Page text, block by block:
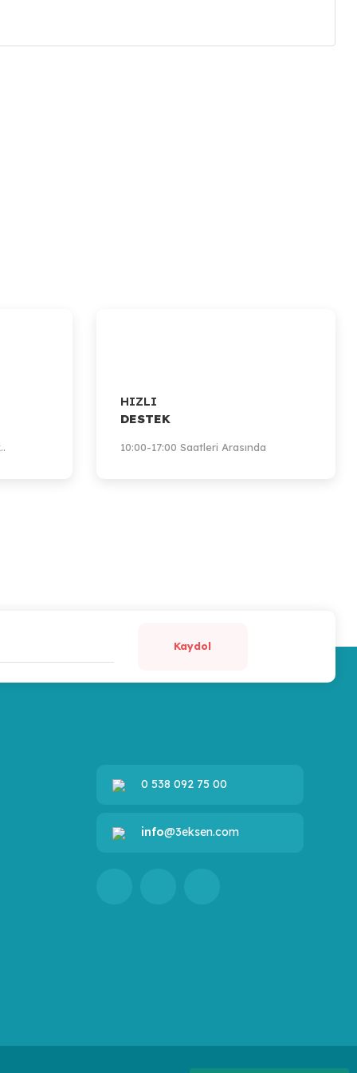
HIZLI
DESTEK
10:00-17:00 Saatleri Arasında
Kaydol
0 538 092 75 00
info@3eksen.com